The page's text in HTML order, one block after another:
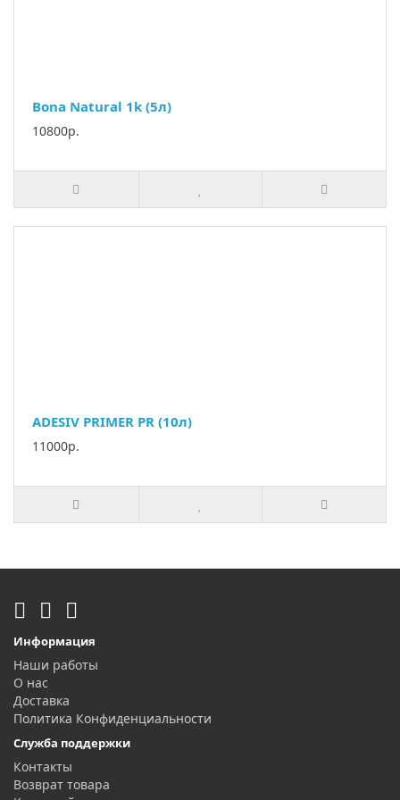
Bona Natural 1k (5л)
10800р.
ADESIV PRIMER PR (10л)
11000р.
Информация
Наши работы
О нас
Доставка
Политика Конфиденциальности
Служба поддержки
Контакты
Возврат товара